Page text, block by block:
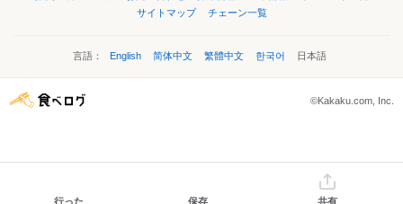
サイトマップ
チェーン一覧
言語： English 简体中文 繁體中文 한국어 日本語
©Kakaku.com, Inc.
行った 保存 共有